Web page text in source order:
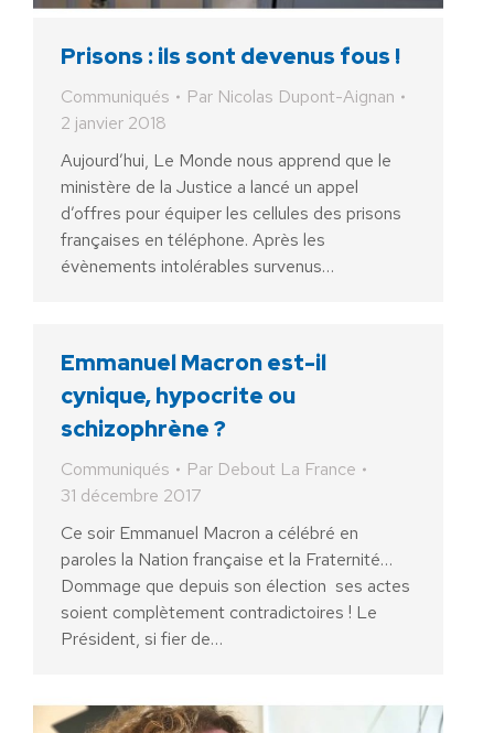
Prisons : ils sont devenus fous !
Communiqués Par Nicolas Dupont-Aignan
2 janvier 2018
Aujourd’hui, Le Monde nous apprend que le
ministère de la Justice a lancé un appel
d’offres pour équiper les cellules des prisons
françaises en téléphone. Après les
évènements intolérables survenus…
Emmanuel Macron est-il
cynique, hypocrite ou
schizophrène ?
Communiqués Par Debout La France
31 décembre 2017
Ce soir Emmanuel Macron a célébré en
paroles la Nation française et la Fraternité…
Dommage que depuis son élection ses actes
soient complètement contradictoires ! Le
Président, si fier de…